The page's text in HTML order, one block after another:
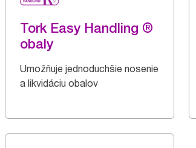
Tork Easy Handling ®
obaly
Umožňuje jednoduchšie nosenie
a likvidáciu obalov